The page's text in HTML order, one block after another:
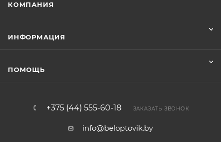
КОМПАНИЯ
ИНФОРМАЦИЯ
ПОМОЩЬ
+375 (44) 555-60-18 ЗАКАЗАТЬ ЗВОНОК
info@beloptovik.by